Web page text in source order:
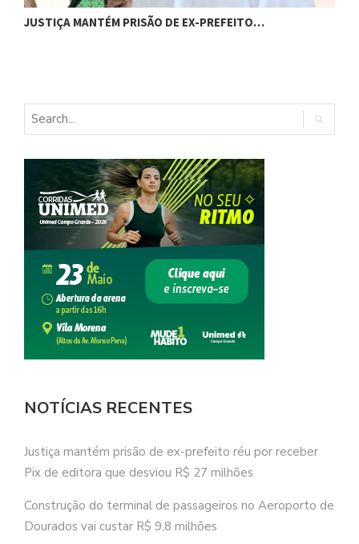
JUSTIÇA MANTÉM PRISÃO DE EX-PREFEITO…
NOTÍCIAS RECENTES
Justiça mantém prisão de ex-prefeito réu por receber
Pix de editora que desviou R$ 27 milhões
Construção do terminal de passageiros no Aeroporto de
Dourados vai custar R$ 9,8 milhões